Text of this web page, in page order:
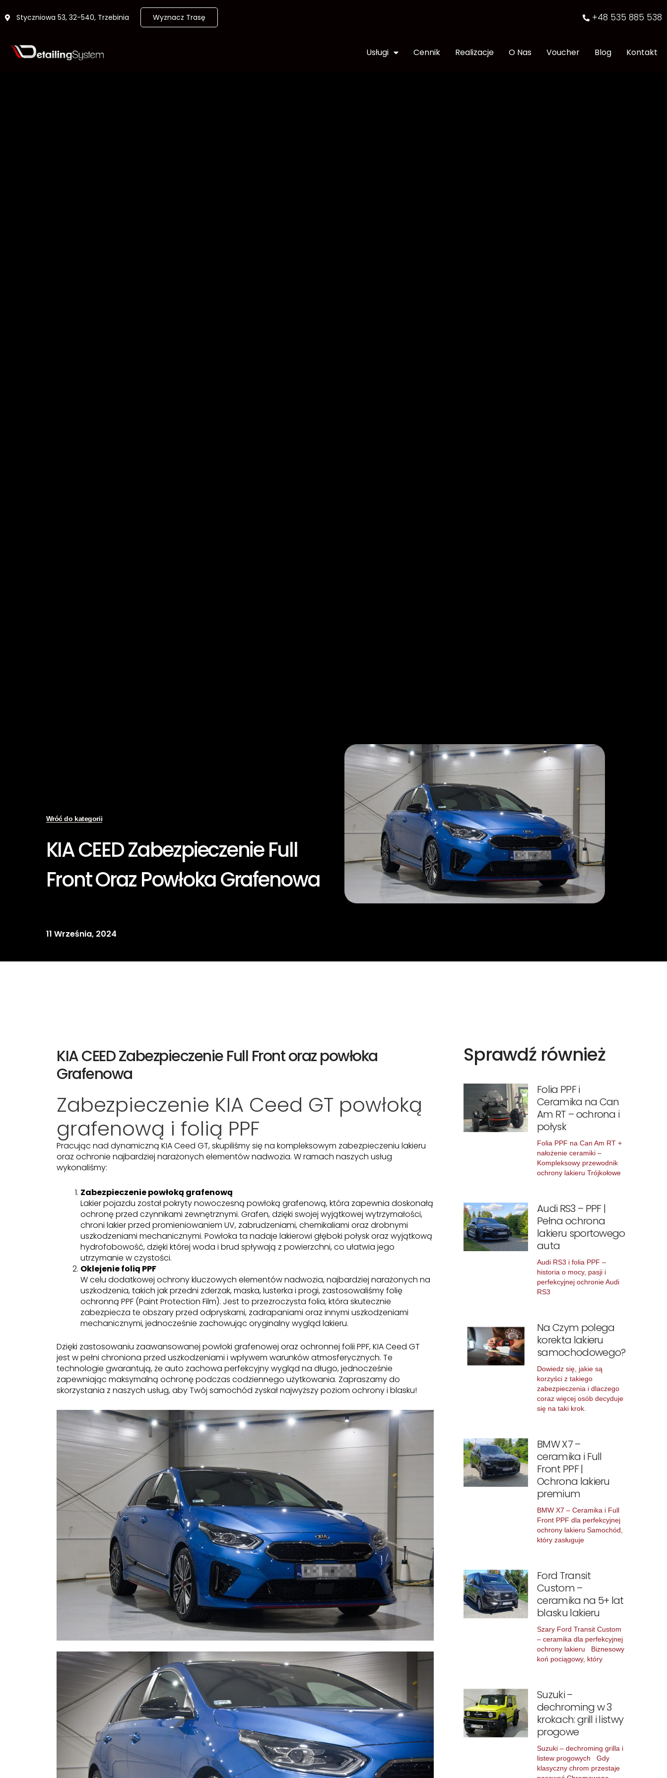
Styczniowa 53, 32-540, Trzebinia Wyznacz Trasę +48 535 885 538
Usługi Cennik Realizacje O Nas Voucher Blog Kontakt
Wróć do kategorii
KIA CEED Zabezpieczenie Full
Front Oraz Powłoka Grafenowa
11 Września, 2024
KIA CEED Zabezpieczenie Full Front oraz powłoka
Grafenowa
Zabezpieczenie KIA Ceed GT powłoką
grafenową i folią PPF
Pracując nad dynamiczną KIA Ceed GT, skupiliśmy się na kompleksowym zabezpieczeniu lakieru
oraz ochronie najbardziej narażonych elementów nadwozia. W ramach naszych usług
wykonaliśmy:
Zabezpieczenie powłoką grafenową
Lakier pojazdu został pokryty nowoczesną powłoką grafenową, która zapewnia doskonałą
ochronę przed czynnikami zewnętrznymi. Grafen, dzięki swojej wyjątkowej wytrzymałości,
chroni lakier przed promieniowaniem UV, zabrudzeniami, chemikaliami oraz drobnymi
uszkodzeniami mechanicznymi. Powłoka ta nadaje lakierowi głęboki połysk oraz wyjątkową
hydrofobowość, dzięki której woda i brud spływają z powierzchni, co ułatwia jego
utrzymanie w czystości.
Oklejenie folią PPF
W celu dodatkowej ochrony kluczowych elementów nadwozia, najbardziej narażonych na
uszkodzenia, takich jak przedni zderzak, maska, lusterka i progi, zastosowaliśmy folię
ochronną PPF (Paint Protection Film). Jest to przezroczysta folia, która skutecznie
zabezpiecza te obszary przed odpryskami, zadrapaniami oraz innymi uszkodzeniami
mechanicznymi, jednocześnie zachowując oryginalny wygląd lakieru.
Dzięki zastosowaniu zaawansowanej powłoki grafenowej oraz ochronnej folii PPF, KIA Ceed GT
jest w pełni chroniona przed uszkodzeniami i wpływem warunków atmosferycznych. Te
technologie gwarantują, że auto zachowa perfekcyjny wygląd na długo, jednocześnie
zapewniając maksymalną ochronę podczas codziennego użytkowania. Zapraszamy do
skorzystania z naszych usług, aby Twój samochód zyskał najwyższy poziom ochrony i blasku!
Sprawdź również
Folia PPF i
Ceramika na Can
Am RT – ochrona i
połysk
Folia PPF na Can Am RT +
nałożenie ceramiki –
Kompleksowy przewodnik
ochrony lakieru Trójkołowe
Audi RS3 – PPF |
Pełna ochrona
lakieru sportowego
auta
Audi RS3 i folia PPF –
historia o mocy, pasji i
perfekcyjnej ochronie Audi
RS3
Na Czym polega
korekta lakieru
samochodowego?
Dowiedz się, jakie są
korzyści z takiego
zabezpieczenia i dlaczego
coraz więcej osób decyduje
się na taki krok.
BMW X7 –
ceramika i Full
Front PPF |
Ochrona lakieru
premium
BMW X7 – Ceramika i Full
Front PPF dla perfekcyjnej
ochrony lakieru Samochód,
który zasługuje
Ford Transit
Custom –
ceramika na 5+ lat
blasku lakieru
Szary Ford Transit Custom
– ceramika dla perfekcyjnej
ochrony lakieru Biznesowy
koń pociągowy, który
Suzuki –
dechroming w 3
krokach: grill i listwy
progowe
Suzuki – dechroming grilla i
listew progowych Gdy
klasyczny chrom przestaje